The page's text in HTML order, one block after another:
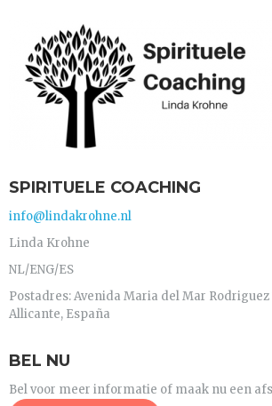
SPIRITUELE COACHING
info@lindakrohne.nl
Linda Krohne
NL/ENG/ES
Postadres: Avenida Maria del Mar Rodriguez
Allicante, España
BEL NU
Bel voor meer informatie of maak nu een